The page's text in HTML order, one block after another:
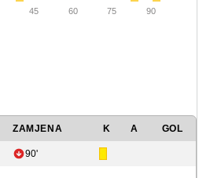
45 60 75 90
ZAMJENA K A GOL
90'